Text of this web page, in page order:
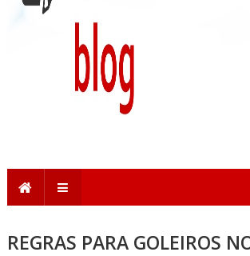
REGRAS PARA GOLEIROS